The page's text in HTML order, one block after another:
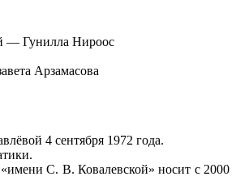
— Гунилла Нироос
Арзамасова
4 сентября 1972 года.
С. В. Ковалевской» носит с 2000